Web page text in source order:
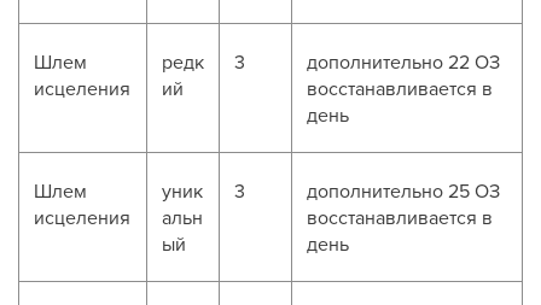
Шлем
исцеления
редк
ий
3
дополнительно 22 ОЗ
восстанавливается в
день
Шлем
исцеления
уник
альн
ый
3
дополнительно 25 ОЗ
восстанавливается в
день